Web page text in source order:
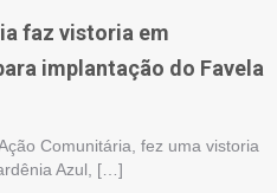
faz vistoria em
implantação do Favela
Comunitária, fez uma vistoria
Azul, […]